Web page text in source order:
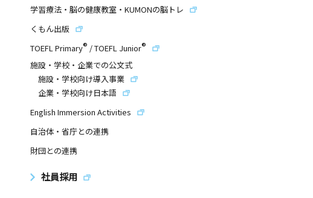
学習療法・脳の健康教室・KUMONの脳トレ
くもん出版
TOEFL Primary® /TOEFL Junior®
施設・学校・企業での公文式
施設・学校向け導入事業
企業・学校向け日本語
English Immersion Activities
自治体・省庁との連携
財団との連携
社員採用